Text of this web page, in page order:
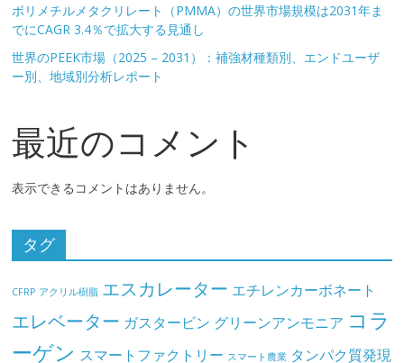
ポリメチルメタクリレート（PMMA）の世界市場規模は2031年ま
でにCAGR 3.4％で拡大する見通し
世界のPEEK市場（2025 – 2031）：補強材種類別、エンドユーザ
ー別、地域別分析レポート
最近のコメント
表示できるコメントはありません。
タグ
CFRP アクリル樹脂 エスカレーター エチレンカーボネート
エレベーター ガスタービン グリーンアンモニア コラ
ーゲン スマートファクトリー スマート農業 タンパク質発現